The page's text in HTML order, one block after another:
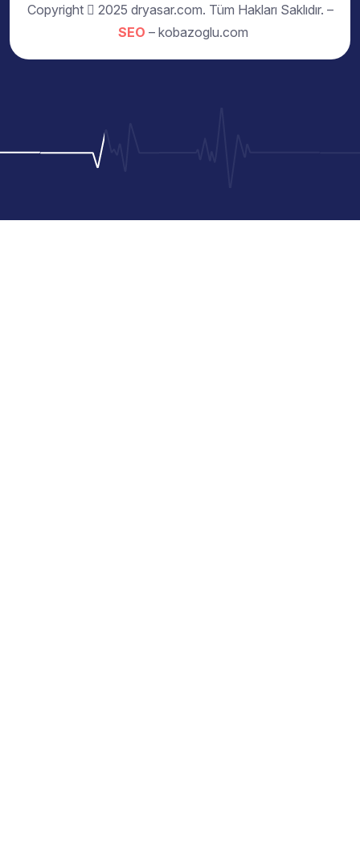
Copyright
2025 dryasar.com. Tüm Hakları Saklıdır. –
SEO – kobazoglu.com